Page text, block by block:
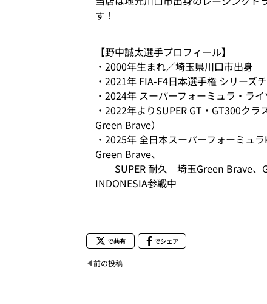
す！
【野中誠太選手プロフィール】
・2000年生まれ／埼玉県川口市出身
・2021年 FIA-F4日本選手権 シリーズ
・2024年 スーパーフォーミュラ・ラ
・2022年よりSUPER GT・GT300ク
Green Brave）
・2025年 全日本スーパーフォーミュ
Green Brave、
SUPER 耐久 埼玉Green Brave、
INDONESIA参戦中
で共有 でシェア
前の投稿